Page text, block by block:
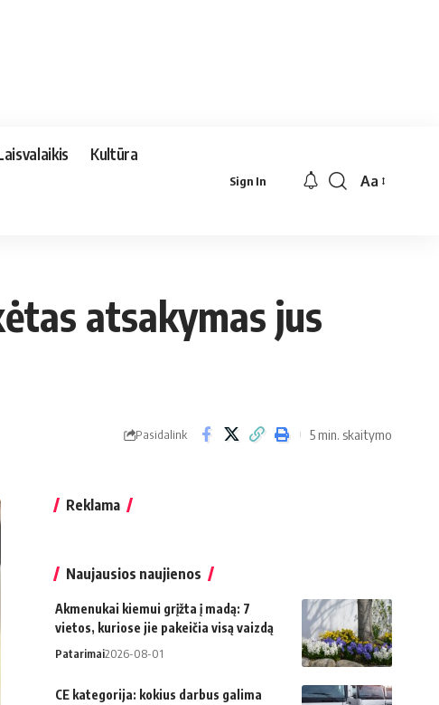
Kultūra
Sign In
Font
Aa
atsakymas jus
Pasidalink 5 min. skaitymo
Reklama
Naujausios naujienos
Akmenukai kiemui grįžta į madą: 7
vietos, kuriose jie pakeičia visą vaizdą
Patarimai2026-08-01
CE kategorija: kokius darbus galima